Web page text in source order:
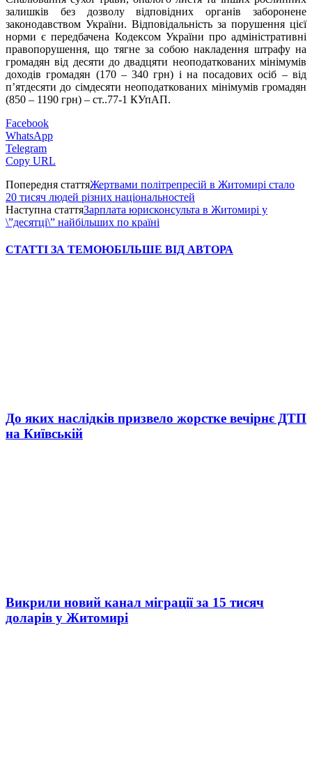
залишків без дозволу відповідних органів заборонене
законодавством України. Відповідальність за порушення цієї
норми є передбачена Кодексом України про адміністративні
правопорушення, що тягне за собою накладення штрафу на
громадян від десяти до двадцяти неоподаткованих мінімумів
доходів громадян (170 – 340 грн) і на посадових осіб – від
п’ятдесяти до сімдесяти неоподаткованих мінімумів громадян
(850 – 1190 грн) – ст..77-1 КУпАП.
Facebook
WhatsApp
Telegram
Copy URL
Попередня статтяЖертвами політрепресій в Житомирі стало
20 тисяч людей різних національностей
Наступна статтяЗарплата юрисконсульта в Житомирі у
\”десятці\” найбільших по країні
СТАТТІ ЗА ТЕМОЮБІЛЬШЕ ВІД АВТОРА
До яких наслідків призвело жорстке вечірнє ДТП
на Київській
Викрили новий канал міграції за 15 тисяч
доларів у Житомирі